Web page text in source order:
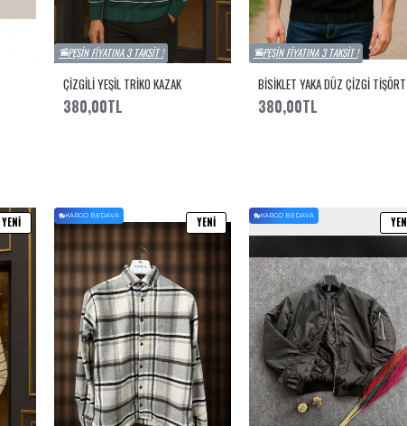
PEŞIN FIYATINA 3 TAKSIT !
ÇİZGİLİ YEŞİL TRİKO KAZAK
380,00TL
PEŞIN FIYATINA 3 TAKSIT !
BİSİKLET YAKA DÜZ ÇİZGİ TİŞÖRT
380,00TL
YENI YENI
KARGO BEDAVA KARGO BEDAVA